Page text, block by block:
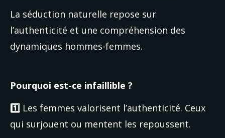
La séduction naturelle repose sur
l’authenticité et une compréhension des
dynamiques hommes-femmes.
Pourquoi est-ce infaillible ?
1️⃣ Les femmes valorisent l’authenticité. Ceux
qui surjouent ou mentent les repoussent.